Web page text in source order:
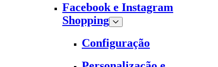
Facebook e Instagram
Shopping
Configuração